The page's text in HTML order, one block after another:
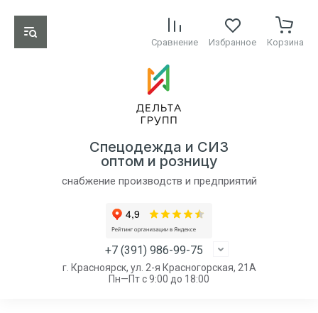
Спецодежда и СИЗ
оптом и розницу
снабжение производств и предприятий
+7 (391) 986-99-75
г. Красноярск, ул. 2-я Красногорская, 21А
Пн—Пт с 9:00 до 18:00
Сравнение Избранное Корзина